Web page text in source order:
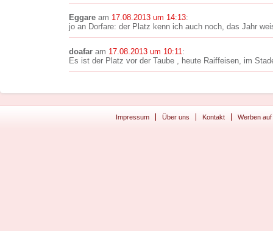
Eggare am 17.08.2013 um 14:13:
jo an Dorfare: der Platz kenn ich auch noch, das Jahr
doafar am 17.08.2013 um 10:11:
Es ist der Platz vor der Taube , heute Raiffeisen, im
Impressum Über uns Kontakt Werben